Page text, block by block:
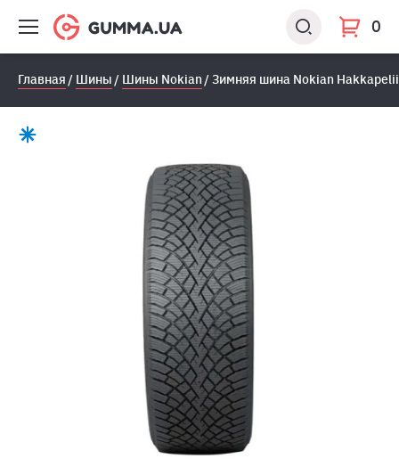
0
Главная Шины Шины Nokian Зимняя шина Nokian